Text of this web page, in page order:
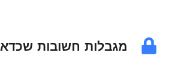
מגבלות חשובות